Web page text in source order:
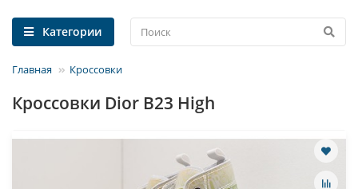
Категории
Главная Кроссовки
Кроссовки Dior B23 High